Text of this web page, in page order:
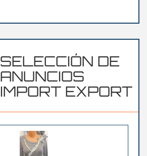
SELECCIÓN DE
ANUNCIOS
IMPORT EXPORT